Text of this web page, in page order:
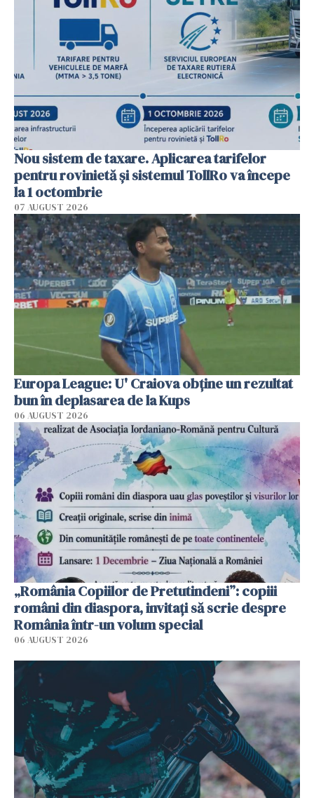
Nou sistem de taxare. Aplicarea tarifelor
pentru rovinietă şi sistemul TollRo va începe
la 1 octombrie
07 AUGUST 2026
Europa League: U' Craiova obține un rezultat
bun în deplasarea de la Kups
06 AUGUST 2026
„România Copiilor de Pretutindeni”: copiii
români din diaspora, invitați să scrie despre
România într-un volum special
06 AUGUST 2026